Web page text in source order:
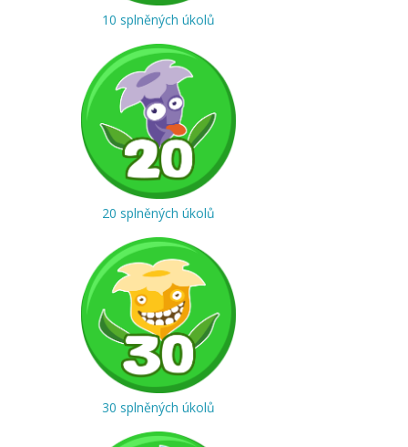
10 splněných úkolů
20 splněných úkolů
30 splněných úkolů